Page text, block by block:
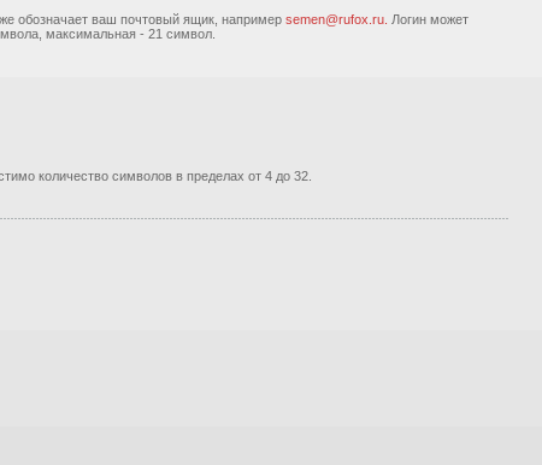
обозначает ваш почтовый ящик, например semen@rufox.ru. Логин может
максимальная - 21 символ.
количество символов в пределах от 4 до 32.